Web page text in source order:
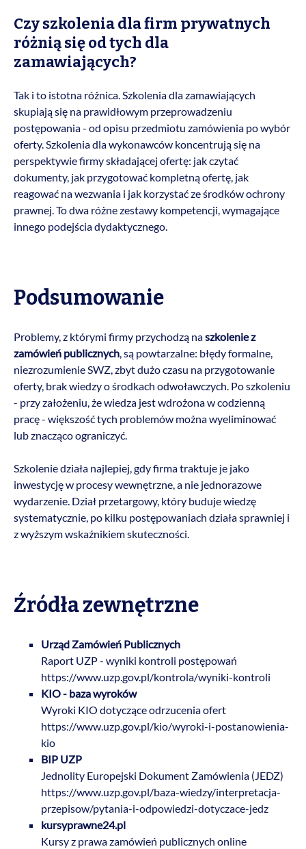
Czy szkolenia dla firm prywatnych
różnią się od tych dla
zamawiających?
Tak i to istotna różnica. Szkolenia dla zamawiających
skupiają się na prawidłowym przeprowadzeniu
postępowania - od opisu przedmiotu zamówienia po wybór
oferty. Szkolenia dla wykonawców koncentrują się na
perspektywie firmy składającej ofertę: jak czytać
dokumenty, jak przygotować kompletną ofertę, jak
reagować na wezwania i jak korzystać ze środków ochrony
prawnej. To dwa różne zestawy kompetencji, wymagające
innego podejścia dydaktycznego.
Podsumowanie
Problemy, z którymi firmy przychodzą naszkolenie z
zamówień publicznych, są powtarzalne: błędy formalne,
niezrozumienie SWZ, zbyt dużo czasu na przygotowanie
oferty, brak wiedzy o środkach odwoławczych. Po szkoleniu
- przy założeniu, że wiedza jest wdrożona w codzienną
pracę - większość tych problemów można wyeliminować
lub znacząco ograniczyć.
Szkolenie działa najlepiej, gdy firma traktuje je jako
inwestycję w procesy wewnętrzne, a nie jednorazowe
wydarzenie. Dział przetargowy, który buduje wiedzę
systematycznie, po kilku postępowaniach działa sprawniej i
z wyższym wskaźnikiem skuteczności.
Źródła zewnętrzne
Urząd Zamówień Publicznych
Raport UZP - wyniki kontroli postępowań
https://www.uzp.gov.pl/kontrola/wyniki-kontroli
KIO - baza wyroków
Wyroki KIO dotyczące odrzucenia ofert
https://www.uzp.gov.pl/kio/wyroki-i-postanowienia-
kio
BIP UZP
Jednolity Europejski Dokument Zamówienia (JEDZ)
https://www.uzp.gov.pl/baza-wiedzy/interpretacja-
przepisow/pytania-i-odpowiedzi-dotyczace-jedz
kursyprawne24.pl
Kursy z prawa zamówień publicznych online